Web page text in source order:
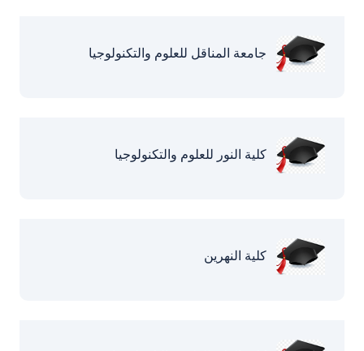
جامعة المناقل للعلوم والتكنولوجيا
كلية النور للعلوم والتكنولوجيا
كلية النهرين